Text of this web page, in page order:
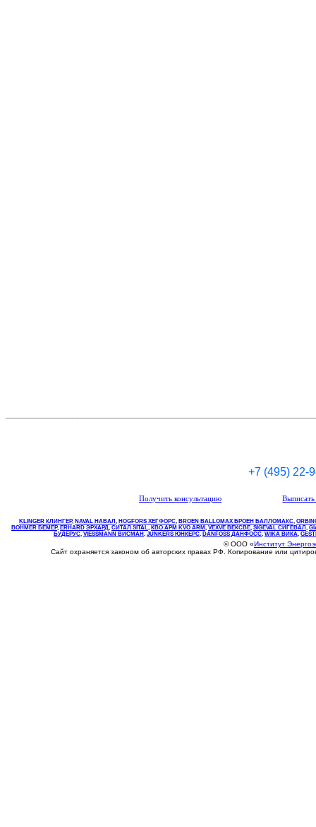
+7 (495) 22-
Получить консультацию
KLINGER КЛИНГЕР, NAVAL НАВАЛ , НOGFORS ХЕГФОРС, BROEN BALLOMAX БРОЕН БАЛЛОМАКС,
BOHMER БЕМЕР, ERHARD ЭРХАРД, СИТАЛ SITAL, КВО АРМ KVO ARM, VEXVE ВЕКСВЕ, SIGEVAL СИГЕВАЛ ,
БУДЕРУС, VIESSMANN ВИСМАН , JUNKERS ЮНКЕРС. DANFOSS ДАНФОСС, WIKA ВИКА,
© ООО «Институт
Сайт охраняется законом об авторских правах РФ. Копирование или